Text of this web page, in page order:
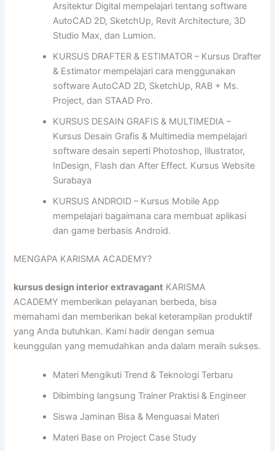
Arsitektur Digital mempelajari tentang software
AutoCAD 2D, SketchUp, Revit Architecture, 3D
Studio Max, dan Lumion.
KURSUS DRAFTER & ESTIMATOR – Kursus Drafter
& Estimator mempelajari cara menggunakan
software AutoCAD 2D, SketchUp, RAB + Ms.
Project, dan STAAD Pro.
KURSUS DESAIN GRAFIS & MULTIMEDIA –
Kursus Desain Grafis & Multimedia mempelajari
software desain seperti Photoshop, Illustrator,
InDesign, Flash dan After Effect. Kursus Website
Surabaya
KURSUS ANDROID – Kursus Mobile App
mempelajari bagaimana cara membuat aplikasi
dan game berbasis Android.
MENGAPA KARISMA ACADEMY?
kursus design interior extravagant KARISMA
ACADEMY memberikan pelayanan berbeda, bisa
memahami dan memberikan bekal keterampilan produktif
yang Anda butuhkan. Kami hadir dengan semua
keunggulan yang memudahkan anda dalam meraih sukses.
Materi Mengikuti Trend & Teknologi Terbaru
Dibimbing langsung Trainer Praktisi & Engineer
Siswa Jaminan Bisa & Menguasai Materi
Materi Base on Project Case Study